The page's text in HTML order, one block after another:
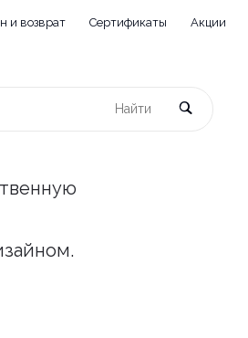
и возврат Сертификаты Акции